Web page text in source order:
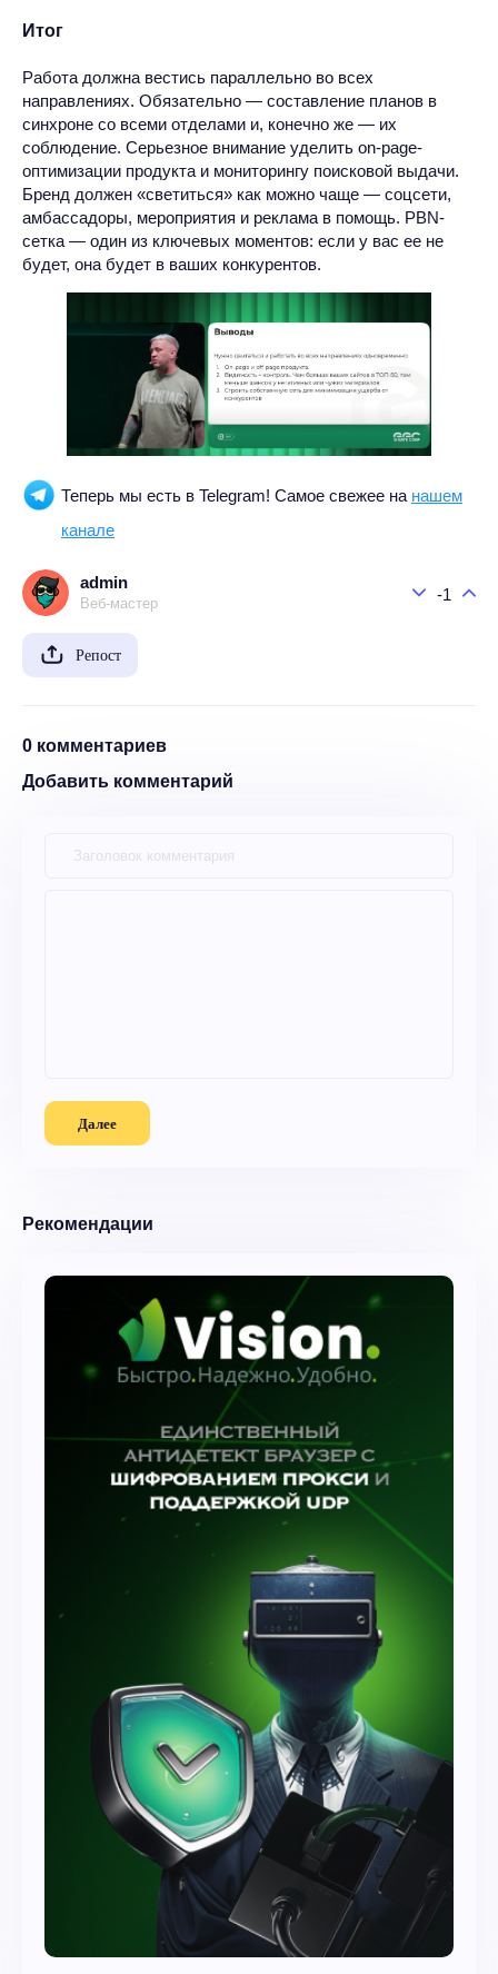
Итог
Работа должна вестись параллельно во всех
направлениях. Обязательно — составление планов в
синхроне со всеми отделами и, конечно же — их
соблюдение. Серьезное внимание уделить on-page-
оптимизации продукта и мониторингу поисковой выдачи.
Бренд должен «светиться» как можно чаще — соцсети,
амбассадоры, мероприятия и реклама в помощь. PBN-
сетка — один из ключевых моментов: если у вас ее не
будет, она будет в ваших конкурентов.
Теперь мы есть в Telegram! Самое свежее на нашем
канале
-1
Репост
admin
Веб-мастер
0 комментариев
Добавить комментарий
Далее
Рекомендации